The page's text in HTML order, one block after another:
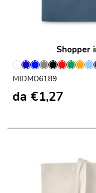
Shopper
Bianco
BluBlu
Royal
Grigio
NeroRosso
Verde
MIDMO6189
da €1,27